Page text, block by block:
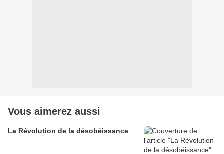
Vous aimerez aussi
La Révolution de la désobéissance